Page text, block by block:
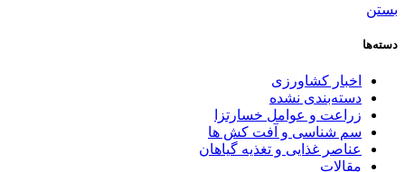
بستن
دسته‌ها
اخبار کشاورزی
دسته‌بندی نشده
زراعت و عوامل خسارتزا
سم شناسی و آفت کش ها
عناصر غذایی و تغذیه گیاهان
مقالات